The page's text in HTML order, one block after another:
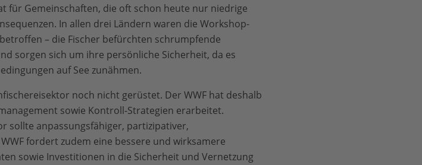
für Gemeinschaften, die oft schon heute nur niedrige
In allen drei Ländern waren die Workshop-
– die Fischer befürchten schrumpfende
sorgen sich um ihre persönliche Sicherheit, da es
auf See zunähmen.
noch nicht gerüstet. Der WWF hat deshalb
sowie Kontroll-Strategien erarbeitet.
sollte anpassungsfähiger, partizipativer,
fordert zudem eine bessere und wirksamere
sowie Investitionen in die Sicherheit und Vernetzung